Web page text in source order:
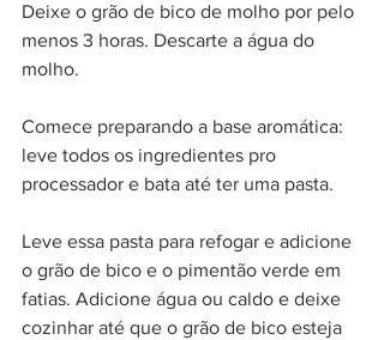
Deixe o grão de bico de molho por pelo
menos 3 horas. Descarte a água do
molho.
Comece preparando a base aromática:
leve todos os ingredientes pro
processador e bata até ter uma pasta.
Leve essa pasta para refogar e adicione
o grão de bico e o pimentão verde em
fatias. Adicione água ou caldo e deixe
cozinhar até que o grão de bico esteja